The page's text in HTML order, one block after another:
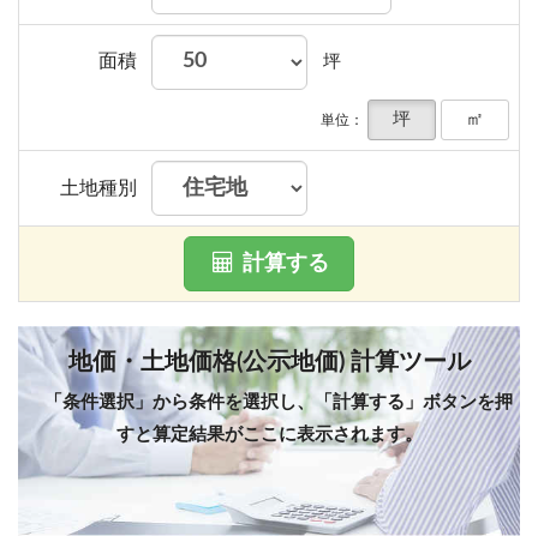
面積 坪
単位： 坪 ㎡
土地種別
計算する
地価・土地価格(公示地価) 計算ツール
「条件選択」から条件を選択し、「計算する」ボタンを押
すと算定結果がここに表示されます。